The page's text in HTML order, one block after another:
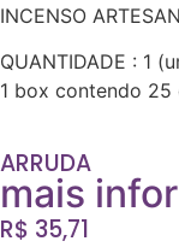
INCENSO
QUANTIDADE : 1
1 box contendo 25
ARRUDA
mais
R$ 35,71